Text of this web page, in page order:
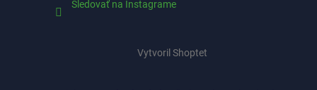
Sledovať na Instagrame
Vytvoril Shoptet